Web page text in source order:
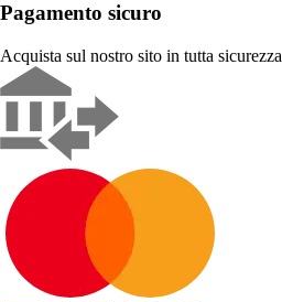
Pagamento sicuro
Acquista sul nostro sito in tutta sicurezza